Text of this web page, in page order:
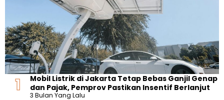
Mobil Listrik di Jakarta Tetap Bebas Ganjil Genap
dan Pajak, Pemprov Pastikan Insentif Berlanjut
3 Bulan Yang Lalu